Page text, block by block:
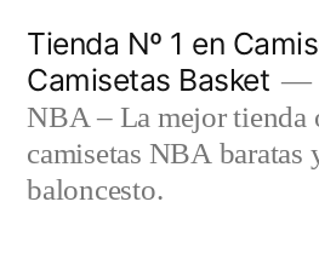
contenido
Tienda Nº 1 en
Camisetas Basket
NBA – La mejor tienda
camisetas NBA baratas
baloncesto.